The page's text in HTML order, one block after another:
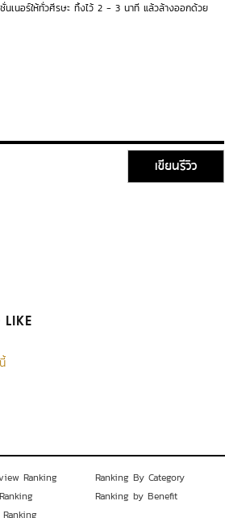
นเนอร์ให้ทั่วศีรษะ ทิ้งไว้ 2 - 3 นาที แล้วล้างออกด้วย
เขียนรีวิว
LIKE
Ranking
Ranking By Category
Ranking by Benefit